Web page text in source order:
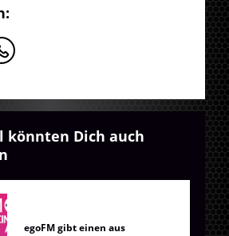
könnten Dich auch
egoFM gibt einen aus